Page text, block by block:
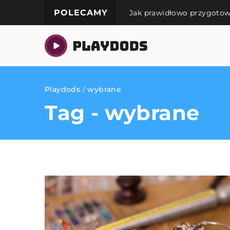
POLECAMY Jak prawidłowo
Playdods /wybrane
Tag - wybrane